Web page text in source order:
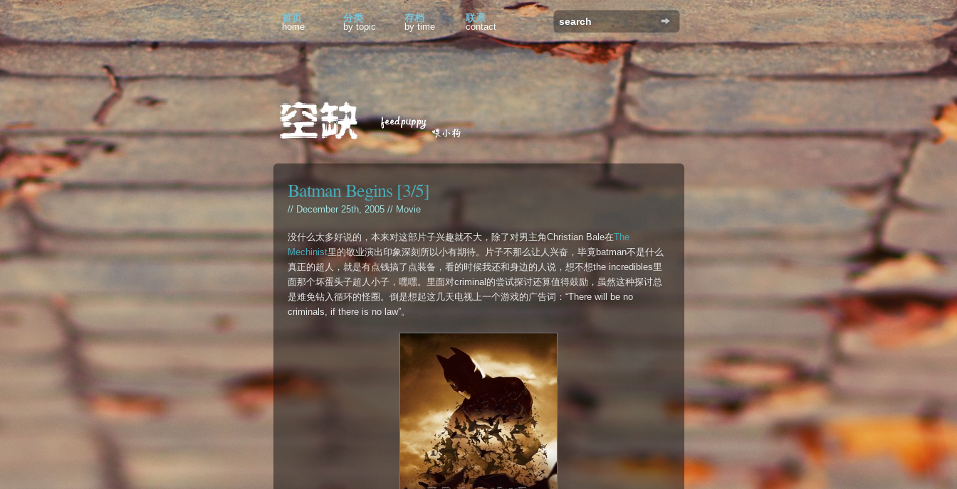
首页
home
分类
by topic
存档
by time
联系
contact
Batman Begins [3/5]
// December 25th, 2005 // Movie
没什么太多好说的，本来对这部片子兴趣就不大，除了对男主角Christian Bale在The
Mechinist里的敬业演出印象深刻所以小有期待。片子不那么让人兴奋，毕竟batman不是什么
真正的超人，就是有点钱搞了点装备，看的时候我还和身边的人说，想不想the incredibles里
面那个坏蛋头子超人小子，嘿嘿。里面对criminal的尝试探讨还算值得鼓励，虽然这种探讨总
是难免钻入循环的怪圈。倒是想起这几天电视上一个游戏的广告词：“There will be no
criminals, if there is no law”。